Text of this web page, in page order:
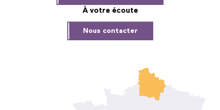
À votre écoute
Nous contacter